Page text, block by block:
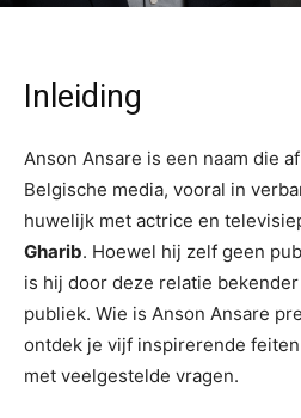
Inleiding
Anson Ansare is een naam die
Belgische media, vooral in
huwelijk met actrice en
Gharib. Hoewel hij zelf geen
is hij door deze relatie
publiek. Wie is Anson Ansare
ontdek je vijf inspirerende
met veelgestelde vragen.